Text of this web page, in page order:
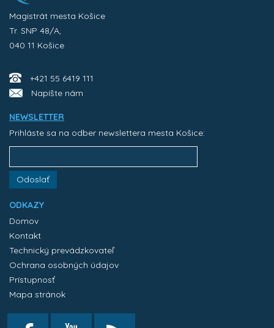
Magistrát mesta Košice
Tr. SNP 48/A,
040 11 Košice
+421 55 6419 111
Napíšte nám
NEWSLETTER
Prihláste sa na odber newslettera mesta Košice:
Odoslať
ODKAZY
Domov
Kontakt
Technický prevádzkovateľ
Ochrana osobných údajov
Prístupnosť
Mapa stránok